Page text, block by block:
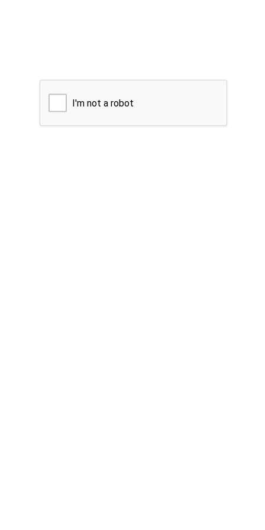
I'm not a robot